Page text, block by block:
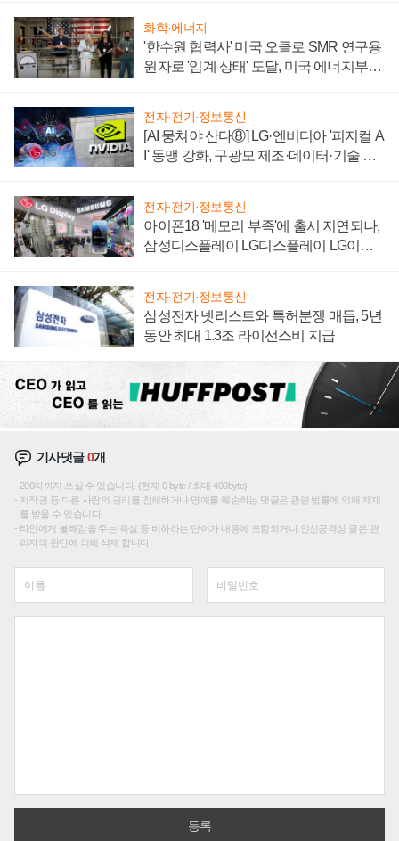
화학·에너지
'한수원 협력사' 미국 오클로 SMR 연구용
원자로 '임계 상태' 도달, 미국 에너지부
전자·전기·정보통신
[AI 뭉쳐야 산다⑧] LG·엔비디아 '피지컬 A
I' 동맹 강화, 구광모 제조·데이터·기술 결
전자·전기·정보통신
아이폰18 '메모리 부족'에 출시 지연되나,
삼성디스플레이 LG디스플레이 LG이노
전자·전기·정보통신
삼성전자 넷리스트와 특허분쟁 매듭, 5년
동안 최대 1.3조 라이선스비 지급
기사댓글0개
200자까지 쓰실 수 있습니다. (현재 0 byte / 최대 400byte)
저작권 등 다른 사람의 권리를 침해하거나 명예를 훼손하는 댓글은 관련 법률에 의해 제재
를 받을 수 있습니다.
타인에게 불쾌감을 주는 욕설 등 비하하는 단어가 내용에 포함되거나 인신공격성 글은 관
리자의 판단에 의해 삭제 합니다.